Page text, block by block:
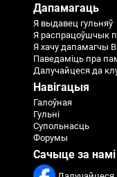
Дапамагаць
Я выдавец гульняў
Я распрацоўшчык
Я хачу дапамагчы
Паведаміць пра
Далучайцеся да
Навігацыя
Галоўная
Гульні
Супольнасць
Форумы
Сачыце за намі